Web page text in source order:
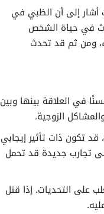
أشار إلى أن الظبي في
في حياة الشخص
ومن ثم قد تحدث
في العلاقة بينها وبين
الزوجية.
تكون ذات تأثير إيجابي
تجارب جديدة قد تحمل
على التحديات. إذا قتل